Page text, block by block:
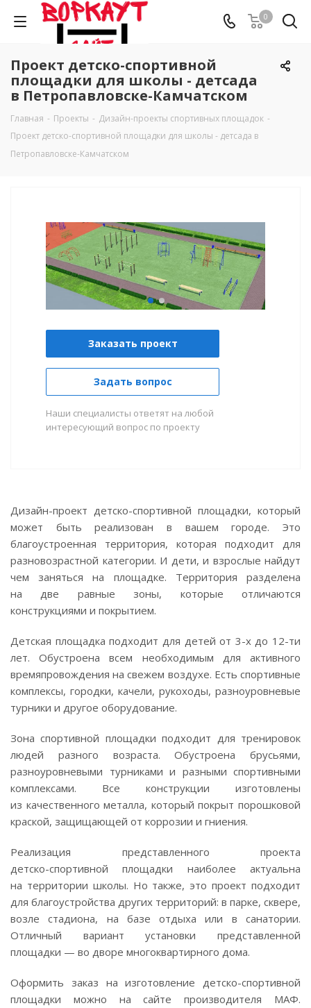
0
Проект детско-спортивной
площадки для школы - детсада
в Петропавловске-Камчатском
Главная - Проекты - Дизайн-проекты спортивных площадок -
Проект детско-спортивной площадки для школы - детсада в
Петропавловске-Камчатском
Заказать проект
Задать вопрос
Наши специалисты ответят на любой
интересующий вопрос по проекту
Дизайн-проект детско-спортивной площадки, который
может быть реализован в вашем городе. Это
благоустроенная территория, которая подходит для
разновозрастной категории. И дети, и взрослые найдут
чем заняться на площадке. Территория разделена
на две равные зоны, которые отличаются
конструкциями и покрытием.
Детская площадка подходит для детей от 3-хдо 12-ти
лет. Обустроена всем необходимым для активного
времяпровождения на свежем воздухе. Есть спортивные
комплексы, городки, качели, рукоходы, разноуровневые
турники и другое оборудование.
Зона спортивной площадки подходит для тренировок
людей разного возраста. Обустроена брусьями,
разноуровневыми турниками и разными спортивными
комплексами. Все конструкции изготовлены
из качественного металла, который покрыт порошковой
краской, защищающей от коррозии и гниения.
Реализация представленного проекта
детско-спортивной площадки наиболее актуальна
на территории школы. Но также, это проект подходит
для благоустройства других территорий: в парке, сквере,
возле стадиона, на базе отдыха или в санатории.
Отличный вариант установки представленной
площадки — во дворе многоквартирного дома.
Оформить заказ на изготовление детско-спортивной
площадки можно на сайте производителя МАФ.